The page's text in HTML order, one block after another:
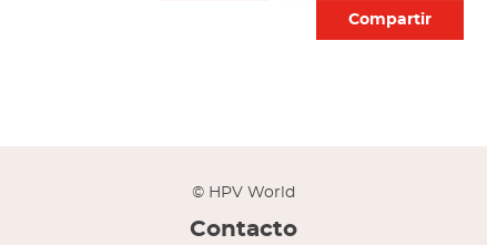
Compartir
© HPV World
Contacto